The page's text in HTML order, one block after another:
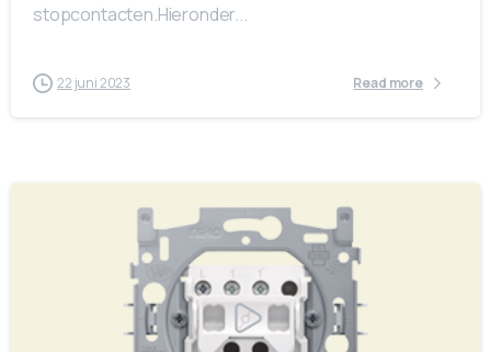
stopcontacten.Hieronder...
22 juni 2023 Read more